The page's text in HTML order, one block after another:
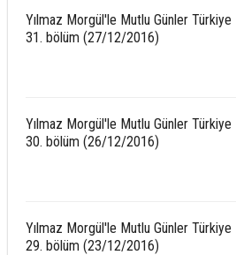
Yılmaz Morgül'le Mutlu Günler Türkiye
31. bölüm (27/12/2016)
Yılmaz Morgül'le Mutlu Günler Türkiye
30. bölüm (26/12/2016)
Yılmaz Morgül'le Mutlu Günler Türkiye
29. bölüm (23/12/2016)